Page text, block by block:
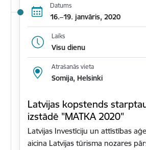
Datums
16.–19. janvāris, 2020
Laiks
Visu dienu
Atrašanās vieta
Somija, Helsinki
Latvijas kopstends
izstādē "MATKA 2020"
Latvijas Investīciju un attīstības
aicina Latvijas tūrisma nozares